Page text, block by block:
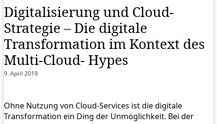
Digitalisierung und Cloud-
Strategie – Die digitale
Transformation im Kontext des
Multi-Cloud- Hypes
9. April 2019
Ohne Nutzung von Cloud-Services ist die digitale
Transformation ein Ding der Unmöglichkeit. Bei der